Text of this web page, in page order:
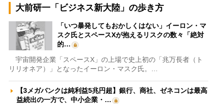
大前研一「ビジネス新大陸」の歩き方
「いつ暴発してもおかしくはない」イーロン・マ
スク氏とスペースXが抱えるリスクの数々「絶対
的…
宇宙開発企業「スペースX」の上場で史上初の「兆万長者（ト
リリオネア）」となったイーロン・マスク氏。…
【3メガバンクは純利益5兆円超】銀行、商社、ゼネコンは最高
益続出の一方で、中小企業・…